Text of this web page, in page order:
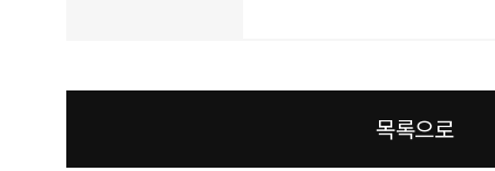
목록으로